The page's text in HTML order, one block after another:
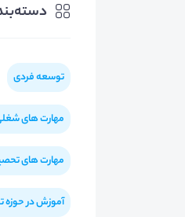
توسعه فردی
مهارت های
مهارت های
آموزش در